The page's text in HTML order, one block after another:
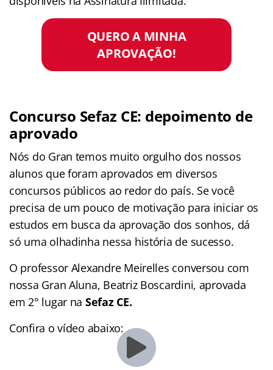
QUERO A MINHA
APROVAÇÃO!
Concurso Sefaz CE: depoimento de
aprovado
Nós do Gran temos muito orgulho dos nossos
alunos que foram aprovados em diversos
concursos públicos ao redor do país. Se você
precisa de um pouco de motivação para iniciar os
estudos em busca da aprovação dos sonhos, dá
só uma olhadinha nessa história de sucesso.
O professor Alexandre Meirelles conversou com
nossa Gran Aluna, Beatriz Boscardini, aprovada
em 2° lugar na Sefaz CE.
Confira o vídeo abaixo: